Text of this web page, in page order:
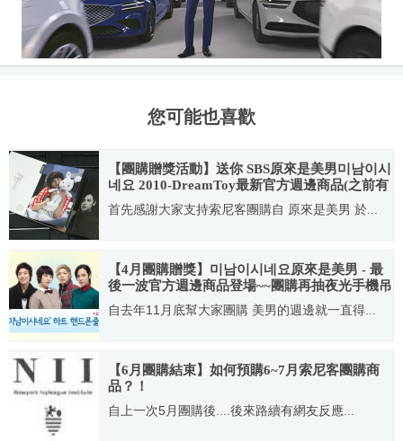
您可能也喜歡
【團購贈獎活動】送你 SBS原來是美男미남이시
네요 2010-DreamToy最新官方週邊商品(之前有
買過豬兔子的快回來留言索取小禮物)
首先感謝大家支持索尼客團購自 原來是美男 於...
2010.10.21
【4月團購贈獎】미남이시네요原來是美男 - 最
後一波官方週邊商品登場~~團購再抽夜光手機吊
飾(+LITMUS商品抽獎活動)
自去年11月底幫大家團購 美男的週邊就一直得...
【6月團購結束】如何預購6~7月索尼客團購商
品？！
自上一次5月團購後....後來路續有網友反應...